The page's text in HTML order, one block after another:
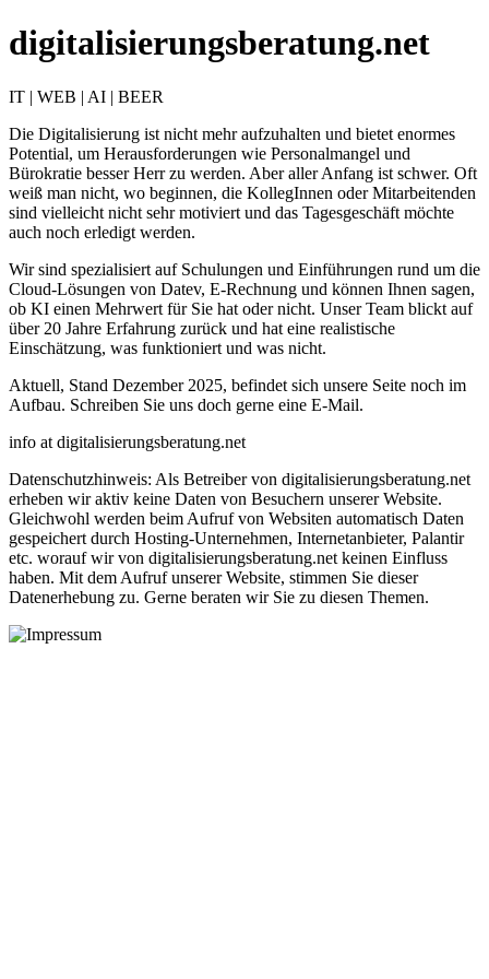
digitalisierungsberatung.net
IT | WEB | AI | BEER
Die Digitalisierung ist nicht mehr aufzuhalten und bietet enormes
Potential, um Herausforderungen wie Personalmangel und
Bürokratie besser Herr zu werden. Aber aller Anfang ist schwer. Oft
weiß man nicht, wo beginnen, die KollegInnen oder Mitarbeitenden
sind vielleicht nicht sehr motiviert und das Tagesgeschäft möchte
auch noch erledigt werden.
Wir sind spezialisiert auf Schulungen und Einführungen rund um die
Cloud-Lösungen von Datev, E-Rechnung und können Ihnen sagen,
ob KI einen Mehrwert für Sie hat oder nicht. Unser Team blickt auf
über 20 Jahre Erfahrung zurück und hat eine realistische
Einschätzung, was funktioniert und was nicht.
Aktuell, Stand Dezember 2025, befindet sich unsere Seite noch im
Aufbau. Schreiben Sie uns doch gerne eine E-Mail.
info at digitalisierungsberatung.net
Datenschutzhinweis: Als Betreiber von digitalisierungsberatung.net
erheben wir aktiv keine Daten von Besuchern unserer Website.
Gleichwohl werden beim Aufruf von Websiten automatisch Daten
gespeichert durch Hosting-Unternehmen, Internetanbieter, Palantir
etc. worauf wir von digitalisierungsberatung.net keinen Einfluss
haben. Mit dem Aufruf unserer Website, stimmen Sie dieser
Datenerhebung zu. Gerne beraten wir Sie zu diesen Themen.